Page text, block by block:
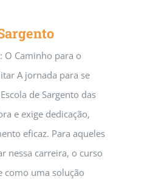
O Caminho para o
A jornada para se
de Sargento das
e exige dedicação,
eficaz. Para aqueles
nessa carreira, o curso
como uma solução